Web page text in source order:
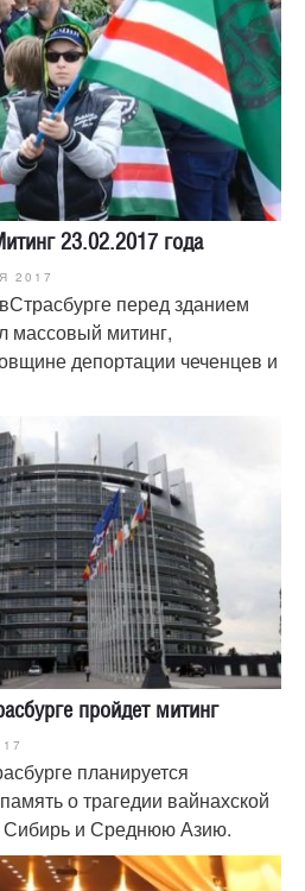
23.02.2017 года
2017
перед зданием
массовый митинг,
депортации чеченцев и
пройдет митинг
планируется
о трагедии вайнахской
и Среднюю Азию.